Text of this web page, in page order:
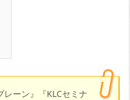
ーン』『KLCセミナ